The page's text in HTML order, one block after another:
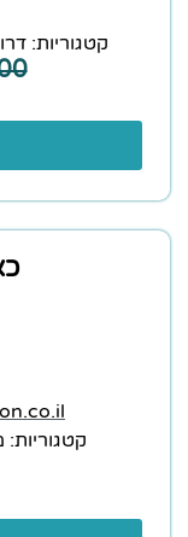
קטגוריות:
קטגוריות: